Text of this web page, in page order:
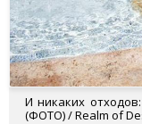
И никаких
(ФОТО) / Realm of